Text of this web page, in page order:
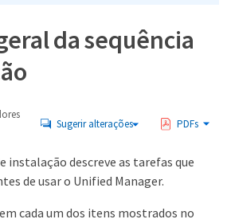
da sequência
Sugerir alterações PDFs
instalação descreve as tarefas que
de usar o Unified Manager.
cada um dos itens mostrados no